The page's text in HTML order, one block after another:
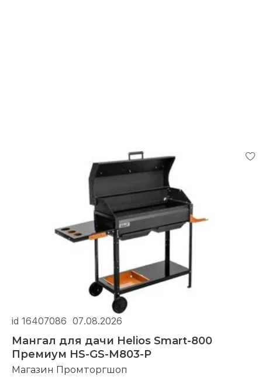
id 16407086 07.08.2026
Мангал для дачи Helios Smart-800
Премиум HS-GS-M803-P
Магазин Промторгшоп